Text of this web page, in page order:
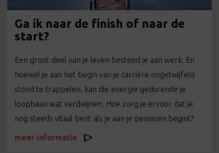
Ga ik naar de finish of naar de
start?
Een groot deel van je leven besteed je aan werk. En
hoewel je aan het begin van je carrière ongetwijfeld
stond te trappelen, kan die energie gedurende je
loopbaan wat verdwijnen. Hoe zorg je ervoor dat je
nog steeds vitaal bent als je aan je pensioen begint?
meer informatie